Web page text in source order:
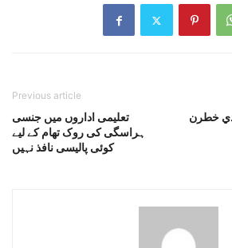
Previous article
تعلیمی اداروں میں جنسی
ہراسگی کی روک تھام کے لیے
کوئی پالیسی نافذ نہیں
خطرن